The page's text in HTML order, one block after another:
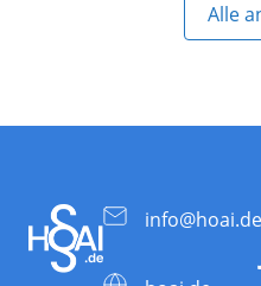
Alle
info@hoai.de